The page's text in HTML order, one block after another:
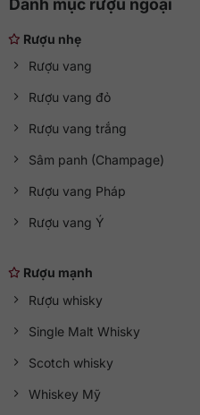
bạn tiết kiệm ngân sách. Liên
nhé.
Danh mục rượu ngoại
Rượu nhẹ
Rượu vang
Rượu vang đỏ
Rượu vang trắng
Sâm panh (Champage)
Rượu vang Pháp
Rượu vang Ý
Rượu mạnh
Rượu whisky
Single Malt Whisky
Scotch whisky
Whiskey Mỹ